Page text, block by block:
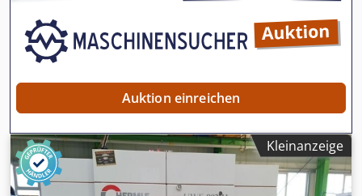
Auktion einreichen
Kleinanzeige